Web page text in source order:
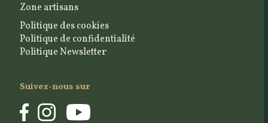
Zone artisans
Politique des cookies
Politique de confidentialité
Politique Newsletter
Suivez-nous sur